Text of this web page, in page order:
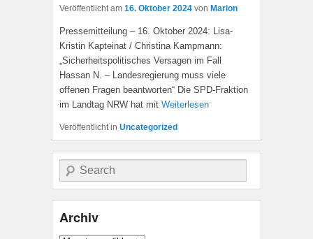
Veröffentlicht am 16. Oktober 2024 von Marion
Pressemitteilung – 16. Oktober 2024: Lisa-
Kristin Kapteinat / Christina Kampmann:
„Sicherheitspolitisches Versagen im Fall
Hassan N. – Landesregierung muss viele
offenen Fragen beantworten“ Die SPD-Fraktion
im Landtag NRW hat mit Weiterlesen
Veröffentlicht in Uncategorized
Suche
Archiv